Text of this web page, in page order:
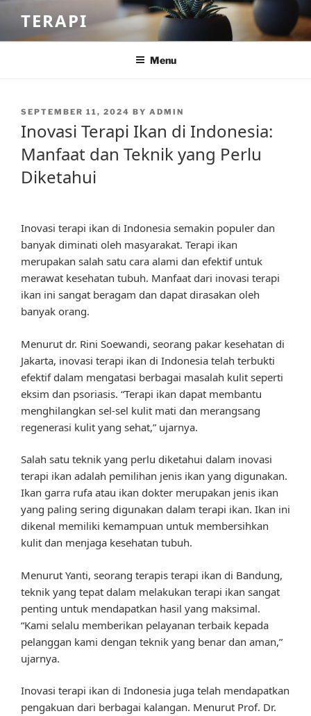
content
TERAPI
Menu
POSTED
SEPTEMBER 11, 2024 BY ADMIN
Inovasi Terapi Ikan di Indonesia:
Manfaat dan Teknik yang Perlu
Diketahui
Inovasi terapi ikan di Indonesia semakin populer dan
banyak diminati oleh masyarakat. Terapi ikan
merupakan salah satu cara alami dan efektif untuk
merawat kesehatan tubuh. Manfaat dari inovasi terapi
ikan ini sangat beragam dan dapat dirasakan oleh
banyak orang.
Menurut dr. Rini Soewandi, seorang pakar kesehatan di
Jakarta, inovasi terapi ikan di Indonesia telah terbukti
efektif dalam mengatasi berbagai masalah kulit seperti
eksim dan psoriasis. “Terapi ikan dapat membantu
menghilangkan sel-sel kulit mati dan merangsang
regenerasi kulit yang sehat,” ujarnya.
Salah satu teknik yang perlu diketahui dalam inovasi
terapi ikan adalah pemilihan jenis ikan yang digunakan.
Ikan garra rufa atau ikan dokter merupakan jenis ikan
yang paling sering digunakan dalam terapi ikan. Ikan ini
dikenal memiliki kemampuan untuk membersihkan
kulit dan menjaga kesehatan tubuh.
Menurut Yanti, seorang terapis terapi ikan di Bandung,
teknik yang tepat dalam melakukan terapi ikan sangat
penting untuk mendapatkan hasil yang maksimal.
“Kami selalu memberikan pelayanan terbaik kepada
pelanggan kami dengan teknik yang benar dan aman,”
ujarnya.
Inovasi terapi ikan di Indonesia juga telah mendapatkan
pengakuan dari berbagai kalangan. Menurut Prof. Dr.